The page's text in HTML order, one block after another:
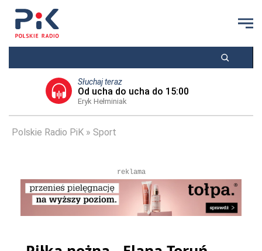
Słuchaj teraz
Od ucha do ucha do 15:00
Eryk Hełminiak
Polskie Radio PiK Sport
reklama